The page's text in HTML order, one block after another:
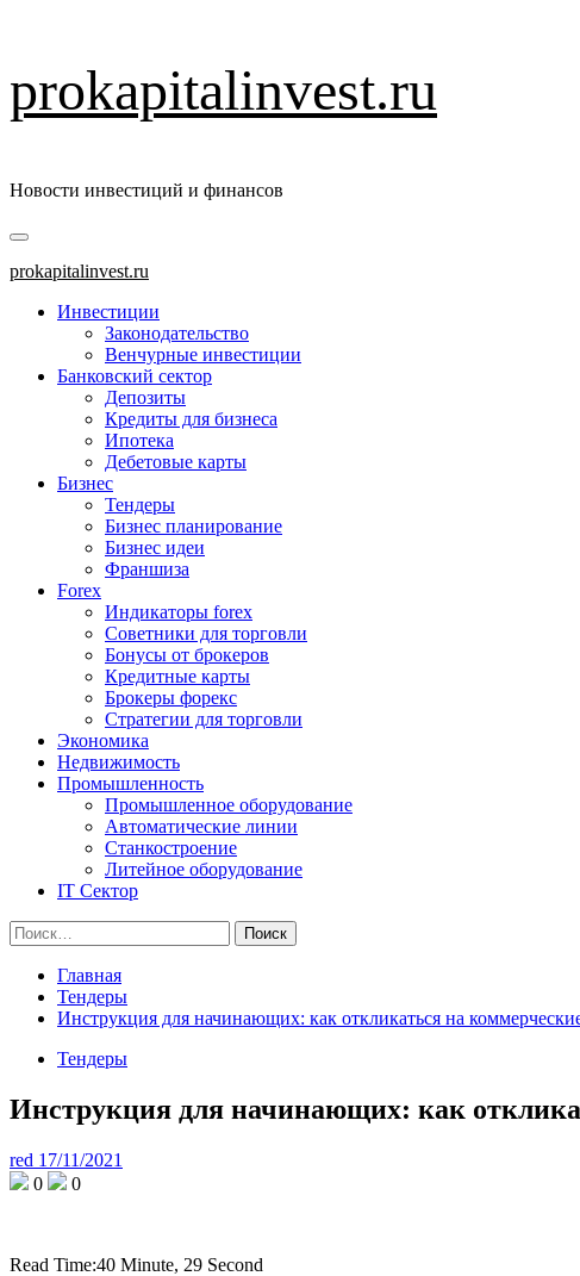
к
содержимому
prokapitalinvest.ru
Новости инвестиций и финансов
Основное
меню
prokapitalinvest.ru
Инвестиции
Законодательство
Венчурные инвестиции
Банковский сектор
Депозиты
Кредиты для бизнеса
Ипотека
Дебетовые карты
Бизнес
Тендеры
Бизнес планирование
Бизнес идеи
Франшиза
Forex
Индикаторы forex
Советники для торговли
Бонусы от брокеров
Кредитные карты
Брокеры форекс
Стратегии для торговли
Экономика
Недвижимость
Промышленность
Промышленное оборудование
Автоматические линии
Станкостроение
Литейное оборудование
IT Сектор
Найти:
Главная
Тендеры
Инструкция для начинающих: как откликаться на
Тендеры
Инструкция для начинающих: как
red 17/11/2021
0
0
Read Time:40 Minute, 29 Second